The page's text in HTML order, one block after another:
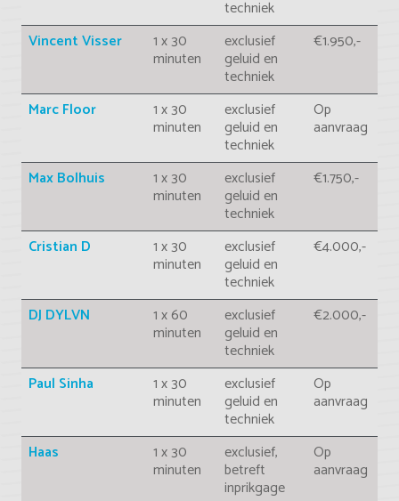
techniek
Vincent Visser
1 x 30
minuten
exclusief
geluid en
techniek
€1.950,-
Marc Floor 1 x 30
minuten
exclusief
geluid en
techniek
Op
aanvraag
Max Bolhuis 1 x 30
minuten
exclusief
geluid en
techniek
€1.750,-
Cristian D 1 x 30
minuten
exclusief
geluid en
techniek
€4.000,-
DJ DYLVN 1 x 60
minuten
exclusief
geluid en
techniek
€2.000,-
Paul Sinha 1 x 30
minuten
exclusief
geluid en
techniek
Op
aanvraag
Haas 1 x 30
minuten
exclusief,
betreft
inprikgage
Op
aanvraag